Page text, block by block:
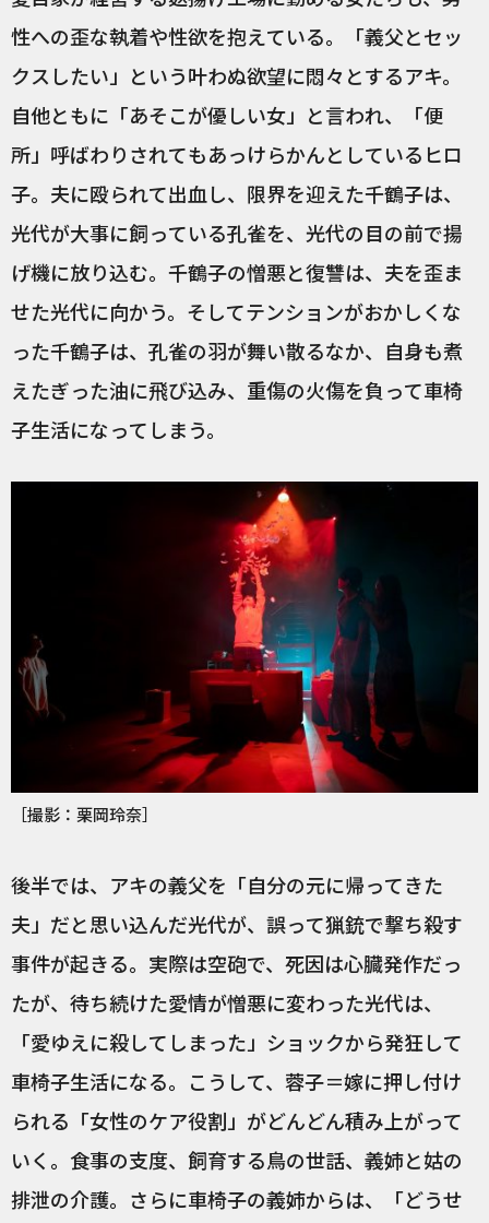
性への歪な執着や性欲を抱えている。「義父とセッ
クスしたい」という叶わぬ欲望に悶々とするアキ。
自他ともに「あそこが優しい女」と言われ、「便
所」呼ばわりされてもあっけらかんとしているヒロ
子。夫に殴られて出血し、限界を迎えた千鶴子は、
光代が大事に飼っている孔雀を、光代の目の前で揚
げ機に放り込む。千鶴子の憎悪と復讐は、夫を歪ま
せた光代に向かう。そしてテンションがおかしくな
った千鶴子は、孔雀の羽が舞い散るなか、自身も煮
えたぎった油に飛び込み、重傷の火傷を負って車椅
子生活になってしまう。
［撮影：栗岡玲奈］
後半では、アキの義父を「自分の元に帰ってきた
夫」だと思い込んだ光代が、誤って猟銃で撃ち殺す
事件が起きる。実際は空砲で、死因は心臓発作だっ
たが、待ち続けた愛情が憎悪に変わった光代は、
「愛ゆえに殺してしまった」ショックから発狂して
車椅子生活になる。こうして、蓉子＝嫁に押し付け
られる「女性のケア役割」がどんどん積み上がって
いく。食事の支度、飼育する鳥の世話、義姉と姑の
排泄の介護。さらに車椅子の義姉からは、「どうせ